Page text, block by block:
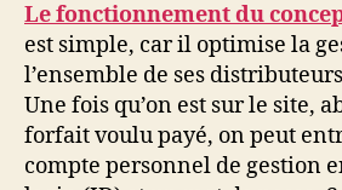
Le fonctionnement du
est simple, car il optimise la
l’ensemble de ses
Une fois qu’on est sur le site,
forfait voulu payé, on peut
compte personnel de gestion